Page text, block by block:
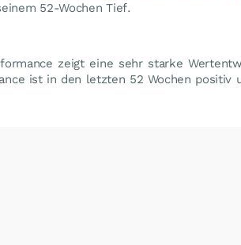
52-Wochen Tief.
zeigt eine sehr starke
ist in den letzten 52 Wochen positiv